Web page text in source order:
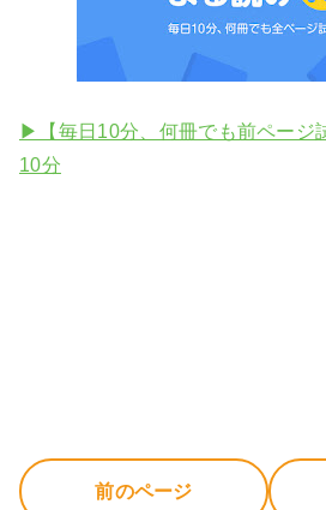
▶【毎日10分、何冊でも前ページ
10分
前のページ